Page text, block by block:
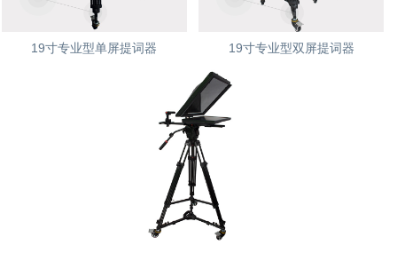
19寸专业型单屏提词器 19寸专业型双屏提词器